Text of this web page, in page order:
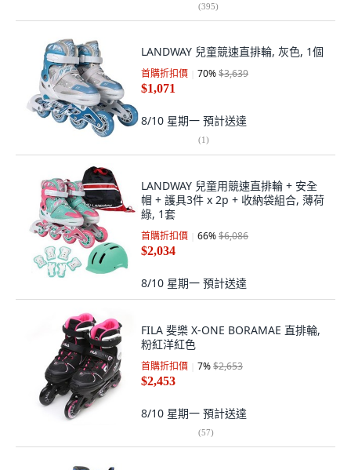
(395)
LANDWAY 兒童競速直排輪, 灰色, 1個
首購折扣價 70%$3,639
$1,071
8/10 星期一 預計送達
(1)
LANDWAY 兒童用競速直排輪 + 安全
帽 + 護具3件 x 2p + 收納袋組合, 薄荷
綠, 1套
首購折扣價 66%$6,086
$2,034
8/10 星期一 預計送達
FILA 斐樂 X-ONE BORAMAE 直排輪,
粉紅洋紅色
首購折扣價 7%$2,653
$2,453
8/10 星期一 預計送達
(57)